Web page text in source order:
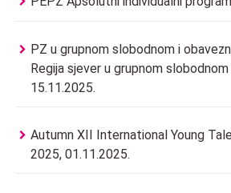
PZ u grupnom slobodnom i
Regija sjever u grupnom
15.11.2025.
Autumn XII International Young
2025, 01.11.2025.